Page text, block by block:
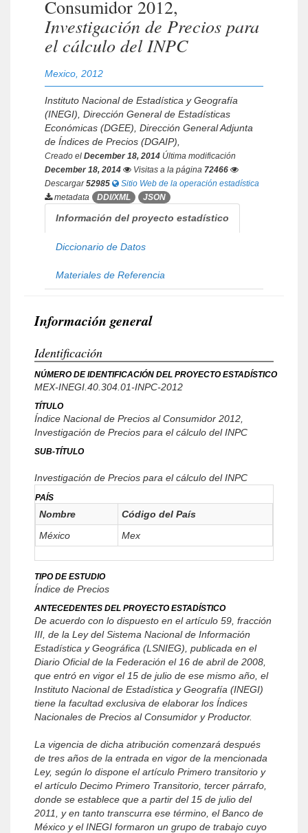
Consumidor 2012,
Investigación de Precios para
el cálculo del INPC
Mexico 2012
Instituto Nacional de Estadística y Geografía
(INEGI), Dirección General de Estadísticas
Económicas (DGEE), Dirección General Adjunta
de Índices de Precios (DGAIP),
Creado el December 18, 2014 Última modificación
December 18, 2014
Visitas a la página 72466
Descargar52985
Sitio Web de la operación estadística
metadata
DDI/XML JSON
Información del proyecto estadístico
Diccionario de Datos
Materiales de Referencia
Información general
Identificación
NÚMERO DE IDENTIFICACIÓN DEL PROYECTO ESTADÍSTICO
MEX-INEGI.40.304.01-INPC-2012
TÍTULO
Índice Nacional de Precios al Consumidor 2012,
Investigación de Precios para el cálculo del INPC
SUB-TÍTULO
Investigación de Precios para el cálculo del INPC
PAÍS
Nombre
Código del País
México
Mex
TIPO DE ESTUDIO
Índice de Precios
ANTECEDENTES DEL PROYECTO ESTADÍSTICO
De acuerdo con lo dispuesto en el artículo 59, fracción
III, de la Ley del Sistema Nacional de Información
Estadística y Geográfica (LSNIEG), publicada en el
Diario Oficial de la Federación el 16 de abril de 2008,
que entró en vigor el 15 de julio de ese mismo año, el
Instituto Nacional de Estadística y Geografía (INEGI)
tiene la facultad exclusiva de elaborar los Índices
Nacionales de Precios al Consumidor y Productor.
La vigencia de dicha atribución comenzará después
de tres años de la entrada en vigor de la mencionada
Ley, según lo dispone el artículo Primero transitorio y
el artículo Decimo Primero Transitorio, tercer párrafo,
donde se establece que a partir del 15 de julio del
2011, y en tanto transcurra ese término, el Banco de
México y el INEGI formaron un grupo de trabajo cuyo